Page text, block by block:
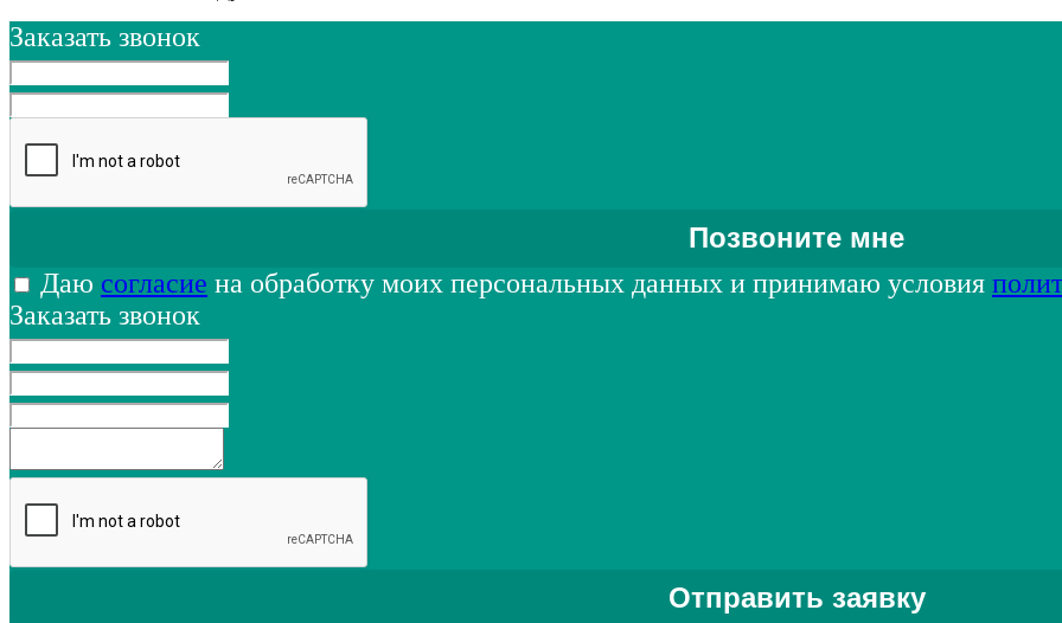
Заказать звонок
Даю согласие на обработку моих персональных данных и принимаю условия
Заказать звонок